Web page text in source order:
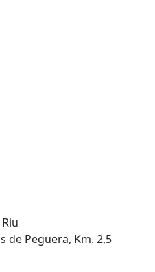
de Peguera, Km. 2,5